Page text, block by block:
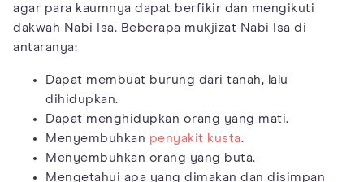
agar para kaumnya dapat berfikir dan mengikuti
dakwah Nabi Isa. Beberapa mukjizat Nabi Isa di
antaranya:
Dapat membuat burung dari tanah, lalu
dihidupkan.
Dapat menghidupkan orang yang mati.
Menyembuhkan penyakit kusta.
Menyembuhkan orang yang buta.
Mengetahui apa yang dimakan dan disimpan